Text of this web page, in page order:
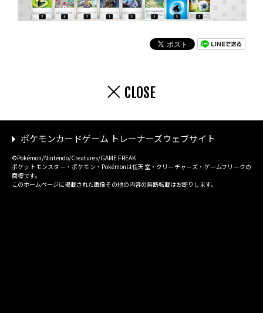
CLOSE
ポケモンカードゲーム トレーナーズウェブサイト
©Pokémon/Nintendo/Creatures/GAME FREAK
ポケットモンスター・ポケモン・Pokémonは任天堂・クリーチャーズ・ゲームフリークの
商標です。
このホームページに掲載された画像その他の内容の無断転載はお断りします。